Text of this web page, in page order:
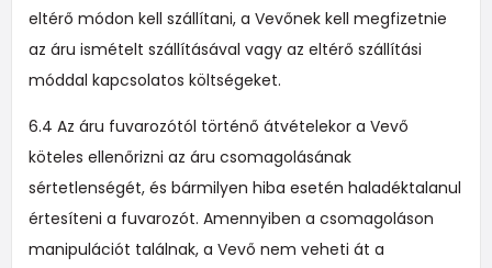
eltérő módon kell szállítani, a Vevőnek kell megfizetnie
az áru ismételt szállításával vagy az eltérő szállítási
móddal kapcsolatos költségeket.
6.4 Az áru fuvarozótól történő átvételekor a Vevő
köteles ellenőrizni az áru csomagolásának
sértetlenségét, és bármilyen hiba esetén haladéktalanul
értesíteni a fuvarozót. Amennyiben a csomagoláson
manipulációt találnak, a Vevő nem veheti át a